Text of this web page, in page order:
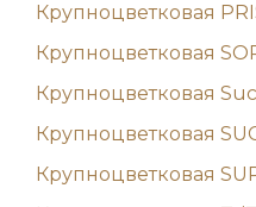
Крупноцветковая
Крупноцветковая
Крупноцветковая
Крупноцветковая
Крупноцветковая